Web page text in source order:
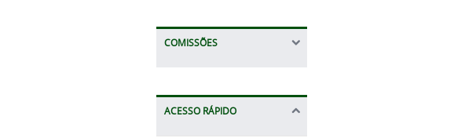
COMISSÕES
ACESSO RÁPIDO